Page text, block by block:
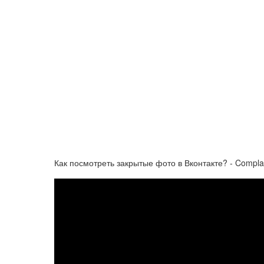
Как посмотреть закрытые фото в Вконтакте? -